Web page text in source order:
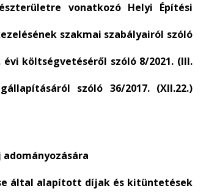
vonatkozó Helyi Építési
szakmai szabályairól szóló
évi költségvetéséről szóló 8/2021. (III.
szóló 36/2017. (XII.22.)
által alapított díjak és kitüntetések